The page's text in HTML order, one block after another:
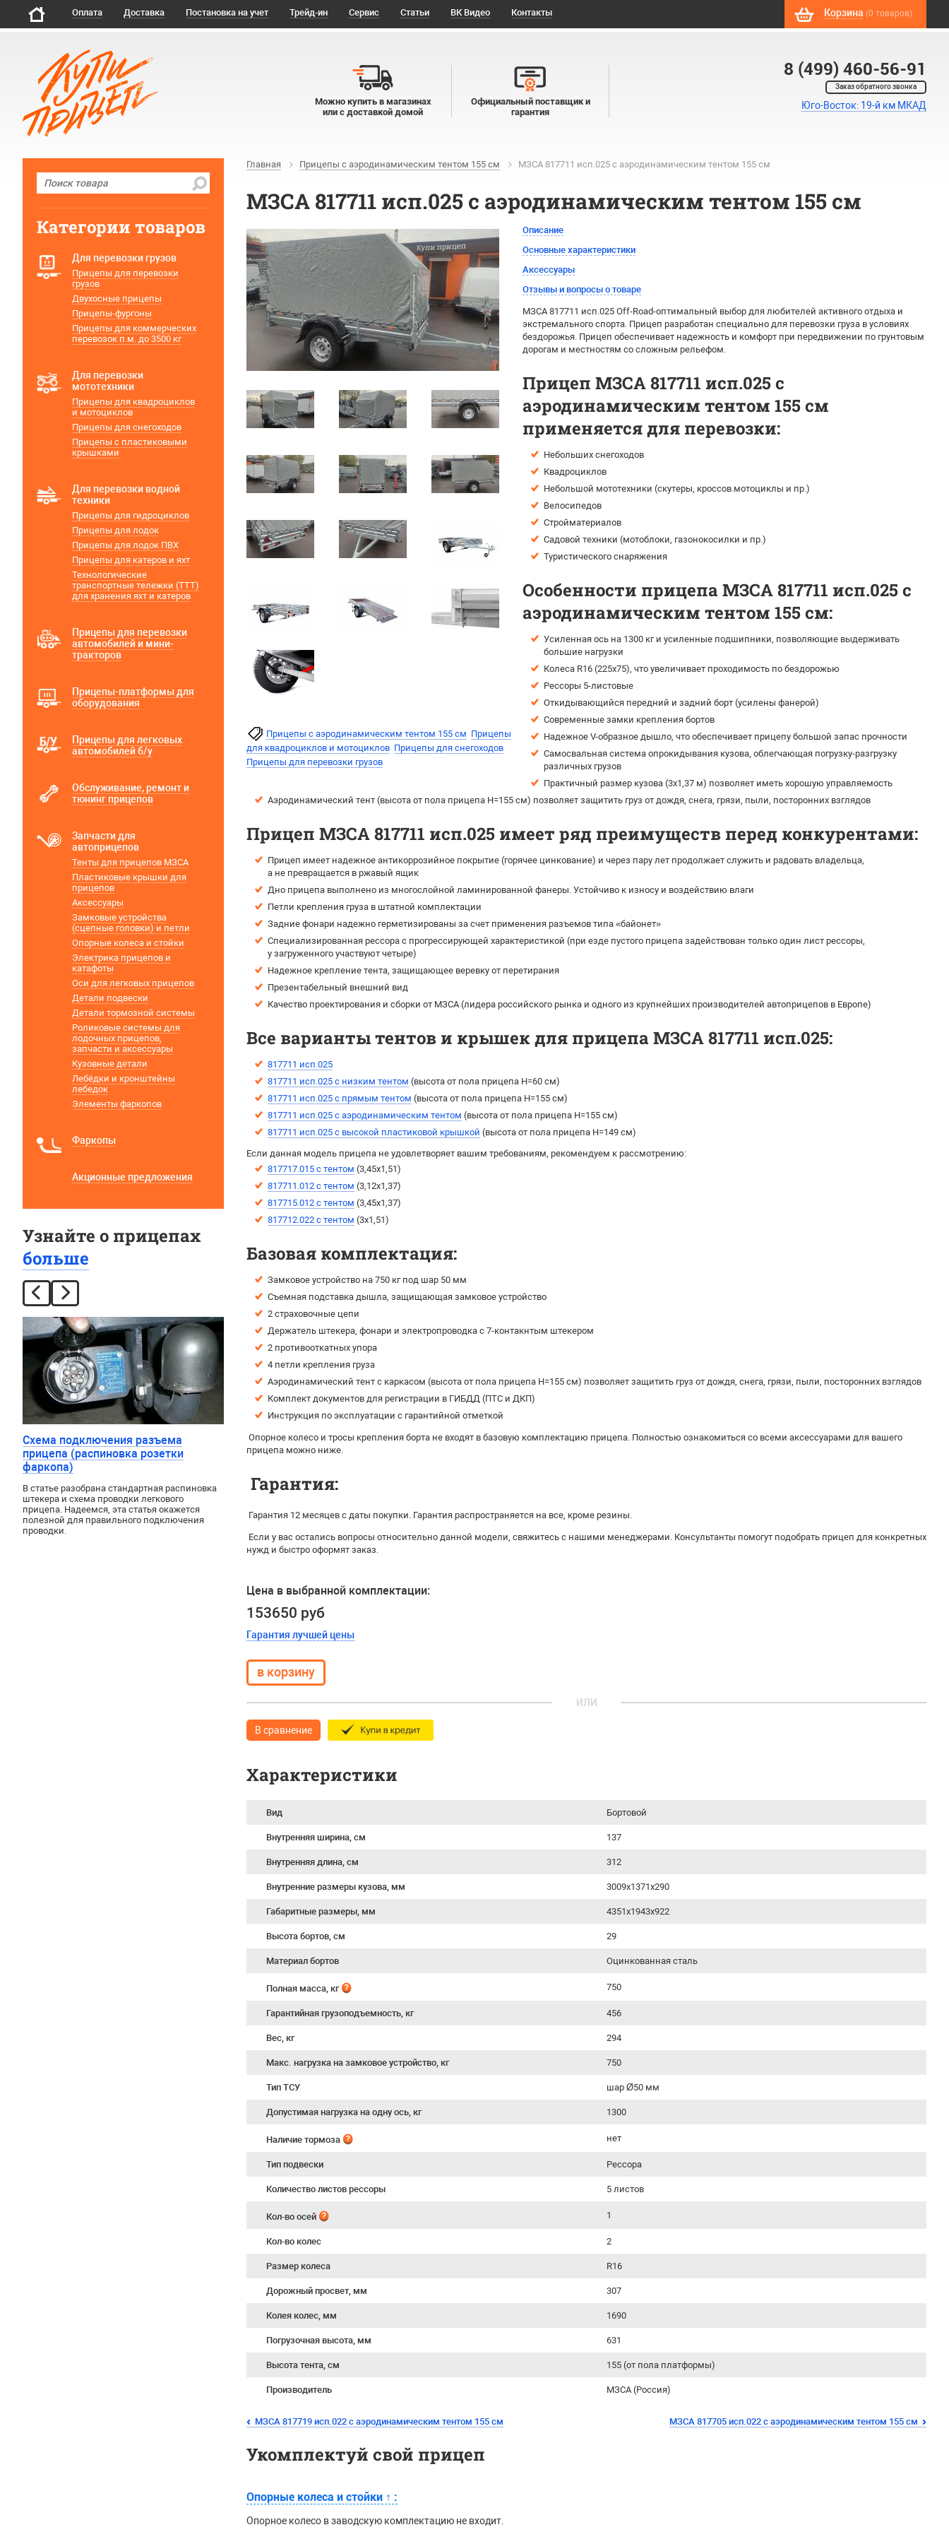
Оплата Доставка Постановка на учет Трейд-ин Сервис Статьи ВК Видео Контакты Корзина (0 товаров)
8 (499) 460-56-91
Заказ обратного звонка
Юго-Восток: 19-й км МКАД
Можно купить в магазинах
или с доставкой домой
Официальный поставщик и
гарантия
Главная Прицепы с аэродинамическим тентом 155 см МЗСА 817711 исп.025 с аэродинамическим тентом 155 см
МЗСА 817711 исп.025 с аэродинамическим тентом 155 см
Прицепы с аэродинамическим тентом 155 см Прицепы
для квадроциклов и мотоциклов Прицепы для снегоходов
Прицепы для перевозки грузов
Описание
Основные характеристики
Аксессуары
Отзывы и вопросы о товаре
МЗСА 817711 исп.025 Off-Road-оптимальный выбор для любителей активного отдыха и
экстремального спорта. Прицеп разработан специально для перевозки груза в условиях
бездорожья. Прицеп обеспечивает надежность и комфорт при передвижении по грунтовым
дорогам и местностям со сложным рельефом.
Прицеп МЗСА 817711 исп.025 с
аэродинамическим тентом 155 см
применяется для перевозки:
Небольших снегоходов
Квадроциклов
Небольшой мототехники (скутеры, кроссов.мотоциклы и пр.)
Велосипедов
Стройматериалов
Садовой техники (мотоблоки, газонокосилки и пр.)
Туристического снаряжения
Особенности прицепа МЗСА 817711 исп.025 с
аэродинамическим тентом 155 см:
Усиленная ось на 1300 кг и усиленные подшипники, позволяющие выдерживать
большие нагрузки
Колеса R16 (225х75), что увеличивает проходимость по бездорожью
Рессоры 5-листовые
Откидывающийся передний и задний борт (усилены фанерой)
Современные замки крепления бортов
Надежное V-образное дышло, что обеспечивает прицепу большой запас прочности
Самосвальная система опрокидывания кузова, облегчающая погрузку-разгрузку
различных грузов
Практичный размер кузова (3х1,37 м) позволяет иметь хорошую управляемость
Аэродинамический тент (высота от пола прицепа H=155 см) позволяет защитить груз от дождя, снега, грязи, пыли, посторонних взглядов
Прицеп МЗСА 817711 исп.025 имеет ряд преимуществ перед конкурентами:
Прицеп имеет надежное антикоррозийное покрытие (горячее цинкование) и через пару лет продолжает служить и радовать владельца,
а не превращается в ржавый ящик
Дно прицепа выполнено из многослойной ламинированной фанеры. Устойчиво к износу и воздействию влаги
Петли крепления груза в штатной комплектации
Задние фонари надежно герметизированы за счет применения разъемов типа «байонет»
Специализированная рессора с прогрессирующей характеристикой (при езде пустого прицепа задействован только один лист рессоры,
у загруженного участвуют четыре)
Надежное крепление тента, защищающее веревку от перетирания
Презентабельный внешний вид
Качество проектирования и сборки от МЗСА (лидера российского рынка и одного из крупнейших производителей автоприцепов в Европе)
Все варианты тентов и крышек для прицепа МЗСА 817711 исп.025:
817711 исп.025
817711 исп.025 с низким тентом (высота от пола прицепа H=60 см)
817711 исп.025 с прямым тентом (выcота от пола прицепа H=155 см)
817711 исп.025 с аэродинамическим тентом (выcота от пола прицепа H=155 см)
817711 исп.025 с высокой пластиковой крышкой (высота от пола прицепа H=149 см)
Если данная модель прицепа не удовлетворяет вашим требованиям, рекомендуем к рассмотрению:
817717.015 с тентом (3,45х1,51)
817711.012 с тентом (3,12х1,37)
817715.012 с тентом (3,45х1,37)
817712.022 с тентом (3х1,51)
Базовая комплектация:
Замковое устройство на 750 кг под шар 50 мм
Съемная подставка дышла, защищающая замковое устройство
2 страховочные цепи
Держатель штекера, фонари и электропроводка с 7-контакнтым штекером
2 противооткатных упора
4 петли крепления груза
Аэродинамический тент с каркасом (высота от пола прицепа H=155 см) позволяет защитить груз от дождя, снега, грязи, пыли, посторонних взглядов
Комплект документов для регистрации в ГИБДД (ПТС и ДКП)
Инструкция по эксплуатации с гарантийной отметкой
Опорное колесо и тросы крепления борта не входят в базовую комплектацию прицепа. Полностью ознакомиться со всеми аксессуарами для вашего
прицепа можно ниже.
Гарантия:
Гарантия 12 месяцев с даты покупки. Гарантия распространяется на все, кроме резины.
Если у вас остались вопросы относительно данной модели, свяжитесь с нашими менеджерами. Консультанты помогут подобрать прицеп для конкретных
нужд и быстро оформят заказ.
Цена в выбранной комплектации:
153650 руб
Гарантия лучшей цены
ИЛИ
В сравнение
Характеристики
Вид Бортовой
Внутренняя ширина, см 137
Внутренняя длина, см 312
Внутренние размеры кузова, мм 3009x1371x290
Габаритные размеры, мм 4351х1943х922
Высота бортов, см 29
Материал бортов Оцинкованная сталь
Полная масса, кг 750
Гарантийная грузоподъемность, кг 456
Вес, кг 294
Макс. нагрузка на замковое устройство, кг 750
Тип ТСУ шар Ø50 мм
Допустимая нагрузка на одну ось, кг 1300
Наличие тормоза нет
Тип подвески Рессора
Количество листов рессоры 5 листов
Кол-во осей 1
Кол-во колес 2
Размер колеса R16
Дорожный просвет, мм 307
Колея колес, мм 1690
Погрузочная высота, мм 631
Высота тента, см 155 (от пола платформы)
Производитель МЗСА (Россия)
МЗСА 817719 исп.022 с аэродинамическим тентом 155 см МЗСА 817705 исп.022 с аэродинамическим тентом 155 см
Укомплектуй свой прицеп
Опорные колеса и стойки ↑ :
Опорное колесо в заводскую комплектацию не входит.
Категории товаров
Для перевозки грузов
Прицепы для перевозки
грузов
Двухосные прицепы
Прицепы-фургоны
Прицепы для коммерческих
перевозок п.м. до 3500 кг
Для перевозки
мототехники
Прицепы для квадроциклов
и мотоциклов
Прицепы для снегоходов
Прицепы с пластиковыми
крышками
Для перевозки водной
техники
Прицепы для гидроциклов
Прицепы для лодок
Прицепы для лодок ПВХ
Прицепы для катеров и яхт
Технологические
транспортные тележки (ТТТ)
для хранения яхт и катеров
Прицепы для перевозки
автомобилей и мини-
тракторов
Прицепы-платформы для
оборудования
Прицепы для легковых
автомобилей б/у
Обслуживание, ремонт и
тюнинг прицепов
Запчасти для
автоприцепов
Тенты для прицепов МЗСА
Пластиковые крышки для
прицепов
Аксессуары
Замковые устройства
(сцепные головки) и петли
Опорные колеса и стойки
Электрика прицепов и
катафоты
Оси для легковых прицепов
Детали подвески
Детали тормозной системы
Роликовые системы для
лодочных прицепов,
запчасти и аксессуары
Кузовные детали
Лебёдки и кронштейны
лебедок
Элементы фаркопов
Фаркопы
Акционные предложения
Узнайте о прицепах
больше
Схема подключения разъема
прицепа (распиновка розетки
фаркопа)
В статье разобрана стандартная распиновка
штекера и схема проводки легкового
прицепа. Надеемся, эта статья окажется
полезной для правильного подключения
проводки.